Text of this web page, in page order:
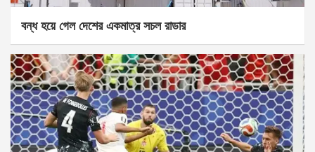
বন্ধ হয়ে গেল দেশের একমাত্র সচল রাডার